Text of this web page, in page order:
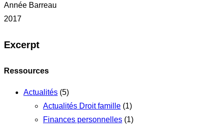
Année Barreau
2017
Excerpt
Ressources
Actualités (5)
Actualités Droit famille (1)
Finances personnelles (1)